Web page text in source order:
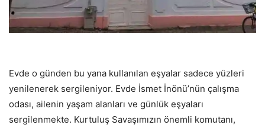
Evde o günden bu yana kullanılan eşyalar sadece yüzleri
yenilenerek sergileniyor. Evde İsmet İnönü’nün çalışma
odası, ailenin yaşam alanları ve günlük eşyaları
sergilenmekte. Kurtuluş Savaşımızın önemli komutanı,